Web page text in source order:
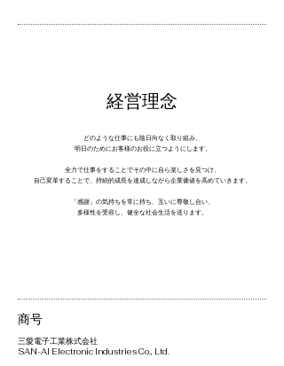
​経営理念
どのような仕事にも陰日向なく取り組み、
明日のためにお客様のお役に立つようにします。
全力で仕事をすることでその中に自ら楽しさを見つけ、
​自己変革することで、持続的成長を達成しながら企業価値を高めていきます。
「感謝」の気持ちを常に持ち、互いに尊敬し合い、
​多様性を受容し、健全な社会生活を送ります。
​商号
​三愛電子工業株式会社
SAN-AI Electronic Industries Co., Ltd.